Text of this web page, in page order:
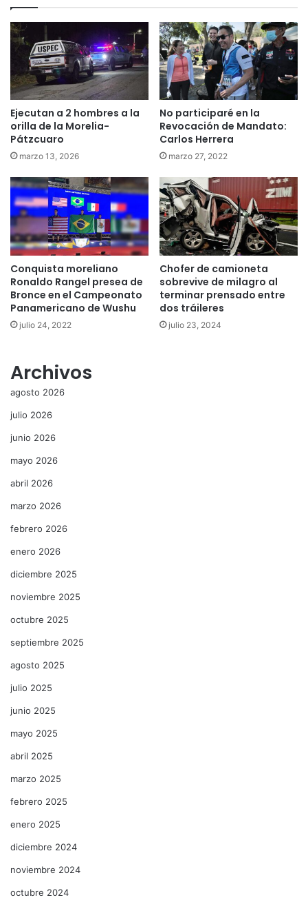
Ejecutan a 2 hombres a la
orilla de la Morelia-
Pátzcuaro
marzo 13, 2026
No participaré en la
Revocación de Mandato:
Carlos Herrera
marzo 27, 2022
Conquista moreliano
Ronaldo Rangel presea de
Bronce en el Campeonato
Panamericano de Wushu
julio 24, 2022
Chofer de camioneta
sobrevive de milagro al
terminar prensado entre
dos tráileres
julio 23, 2024
Archivos
agosto 2026
julio 2026
junio 2026
mayo 2026
abril 2026
marzo 2026
febrero 2026
enero 2026
diciembre 2025
noviembre 2025
octubre 2025
septiembre 2025
agosto 2025
julio 2025
junio 2025
mayo 2025
abril 2025
marzo 2025
febrero 2025
enero 2025
diciembre 2024
noviembre 2024
octubre 2024